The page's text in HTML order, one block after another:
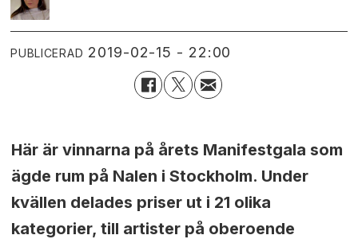
PUBLICERAD 2019-02-15 - 22:00
Här är vinnarna på årets Manifestgala som
ägde rum på Nalen i Stockholm. Under
kvällen delades priser ut i 21 olika
kategorier, till artister på oberoende